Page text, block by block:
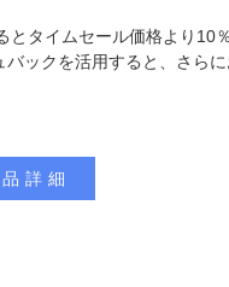
タイムセール価格より10
ックを活用すると、さら
詳細